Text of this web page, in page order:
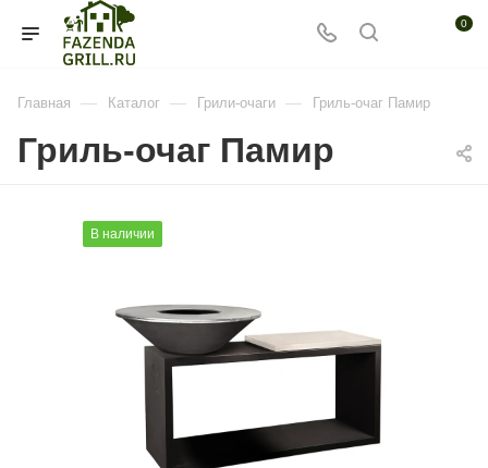
0
Главная — Каталог — Грили-очаги — Гриль-очаг Памир
Гриль-очаг Памир
В наличии